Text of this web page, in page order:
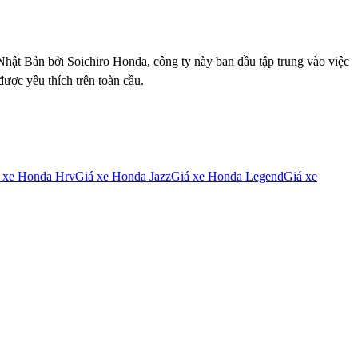
Bản bởi Soichiro Honda, công ty này ban đầu tập trung vào việc
yêu thích trên toàn cầu.
Honda HrvGiá xe Honda JazzGiá xe Honda LegendGiá xe